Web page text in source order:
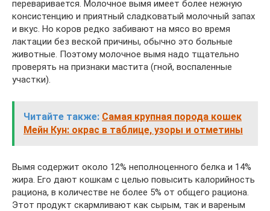
переваривается. Молочное вымя имеет более нежную
консистенцию и приятный сладковатый молочный запах
и вкус. Но коров редко забивают на мясо во время
лактации без веской причины, обычно это больные
животные. Поэтому молочное вымя надо тщательно
проверять на признаки мастита (гной, воспаленные
участки).
Читайте также: Самая крупная порода кошек
Мейн Кун: окрас в таблице, узоры и отметины
Вымя содержит около 12% неполноценного белка и 14%
жира. Его дают кошкам с целью повысить калорийность
рациона, в количестве не более 5% от общего рациона.
Этот продукт скармливают как сырым, так и вареным